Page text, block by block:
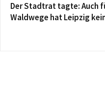
Der Stadtrat tagte: Auch
Waldwege hat Leipzig